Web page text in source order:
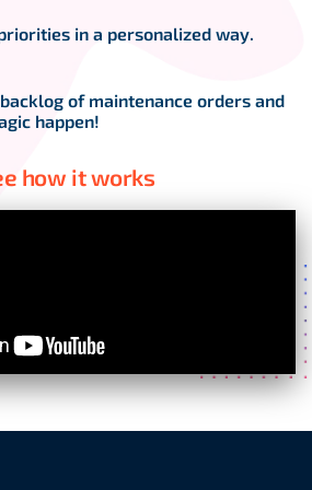
in a personalized way.
of maintenance orders and
happen!
how it works